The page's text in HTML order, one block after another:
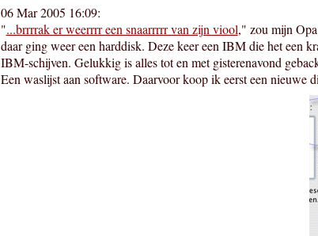
06 Mar 2005 16:09:
"...brrrrak er weerrrr een snaarrrrr van zijn viool," zou mijn
daar ging weer een harddisk. Deze keer een IBM die het een
IBM-schijven. Gelukkig is alles tot en met gisterenavond
Een waslijst aan software. Daarvoor koop ik eerst een